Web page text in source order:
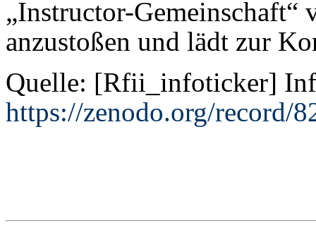
„Instructor-Gemeinschaft“
anzustoßen und lädt zur
Quelle: [Rfii_infoticker]
https://zenodo.org/record/